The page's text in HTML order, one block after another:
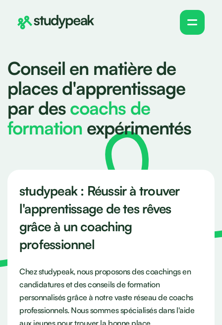
Conseil en matière de
places d'apprentissage
par des coachs de
formation expérimentés
studypeak : Réussir à trouver
l'apprentissage de tes rêves
grâce à un coaching
professionnel
Chez studypeak, nous proposons des coachings en
candidatures et des conseils de formation
personnalisés grâce à notre vaste réseau de coachs
professionnels. Nous sommes spécialisés dans l'aide
aux jeunes pour trouver la bonne place